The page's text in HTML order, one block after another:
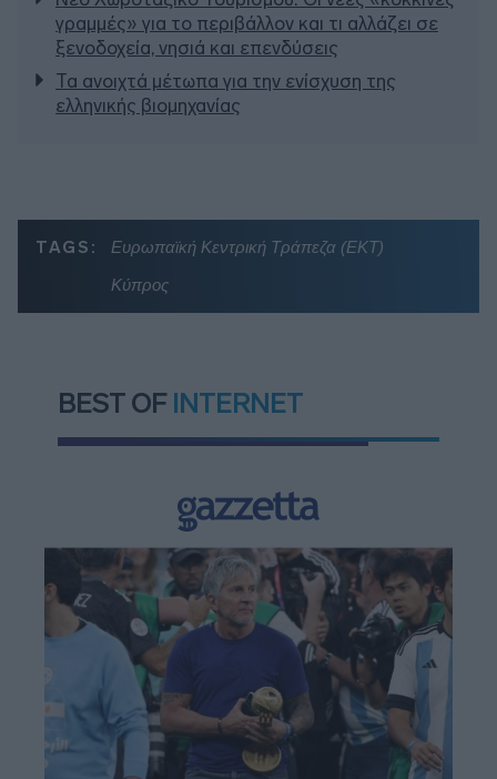
γραμμές» για το περιβάλλον και τι αλλάζει σε
ξενοδοχεία, νησιά και επενδύσεις
Τα ανοιχτά μέτωπα για την ενίσχυση της
ελληνικής βιομηχανίας
TAGS:
Ευρωπαϊκή Κεντρική Τράπεζα (ΕΚΤ)
Κύπρος
BEST OF INTERNET